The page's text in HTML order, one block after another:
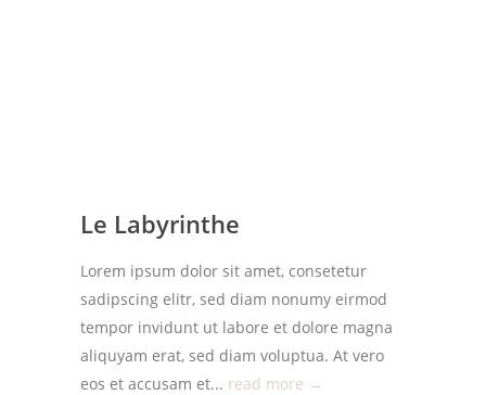
Le Labyrinthe
Lorem ipsum dolor sit amet, consetetur
sadipscing elitr, sed diam nonumy eirmod
tempor invidunt ut labore et dolore magna
aliquyam erat, sed diam voluptua. At vero
eos et accusam et... read more →